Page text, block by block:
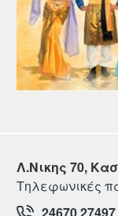
Λ.Νικης 70,
Τηλεφωνικές